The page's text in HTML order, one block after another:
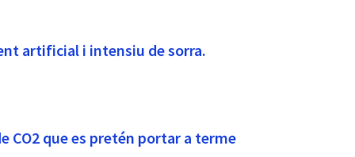
artificial i intensiu de sorra.
CO2 que es pretén portar a terme